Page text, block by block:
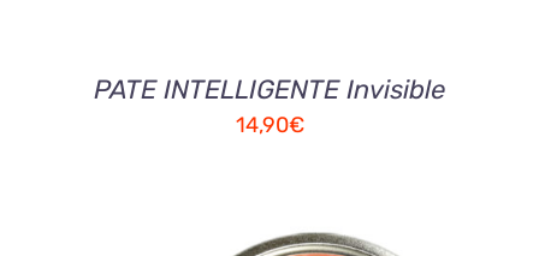
PATE INTELLIGENTE Invisible
14,90€